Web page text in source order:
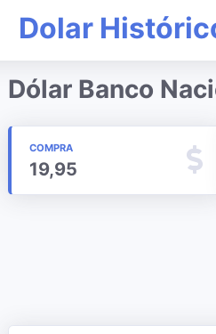
Dolar
Dólar Banco
COMPRA
19,95